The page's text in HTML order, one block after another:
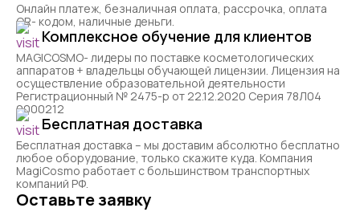
Онлайн платеж, безналичная оплата, рассрочка, оплата
QR- кодом, наличные деньги.
Комплексное обучение для клиентов
MAGICOSMO- лидеры по поставке косметологических
аппаратов + владельцы обучающей лицензии. Лицензия на
осуществление образовательной деятельности
Регистрационный № 2475-р от 22.12.2020 Серия 78Л04
0000212
Бесплатная доставка
Бесплатная доставка – мы доставим абсолютно бесплатно
любое оборудование, только скажите куда. Компания
MagiCosmo работает с большинством транспортных
компаний РФ.
Оставьте заявку